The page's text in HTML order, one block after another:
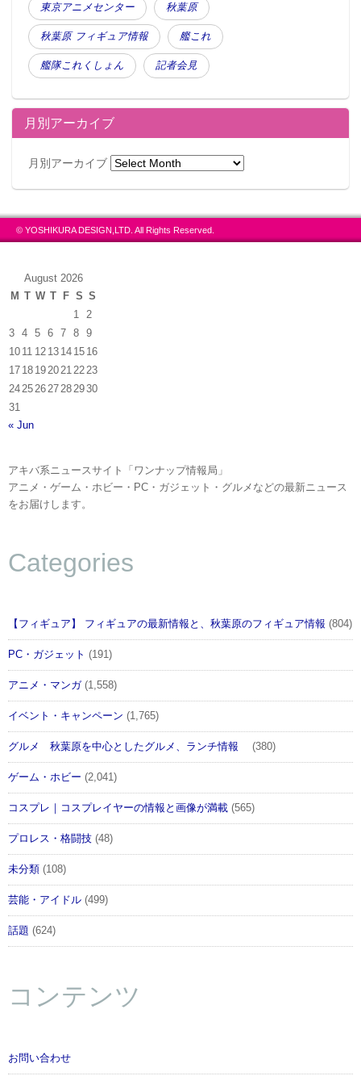
東京アニメセンター 秋葉原
秋葉原 フィギュア情報 艦これ
艦隊これくしょん 記者会見
月別アーカイブ
月別アーカイブ
© YOSHIKURA DESIGN,LTD. All Rights Reserved.
August 2026
M T W T F S S
1
2
3
4 5 6 7 8
9
10 11 12 13 14 15 16
17 18 19 20 21 22 23
24 25 26 27 28 2930
31
« Jun
アキバ系ニュースサイト「ワンナップ情報局」
アニメ・ゲーム・ホビー・PC・ガジェット・グルメなどの最新ニュース
をお届けします。
Categories
【フィギュア】 フィギュアの最新情報と、秋葉原のフィギュア情報 (804)
PC・ガジェット (191)
アニメ・マンガ(1,558)
イベント・キャンペーン (1,765)
グルメ 秋葉原を中心としたグルメ、ランチ情報 (380)
ゲーム・ホビー (2,041)
コスプレ｜コスプレイヤーの情報と画像が満載 (565)
プロレス・格闘技 (48)
未分類 (108)
芸能・アイドル (499)
話題 (624)
コンテンツ
お問い合わせ